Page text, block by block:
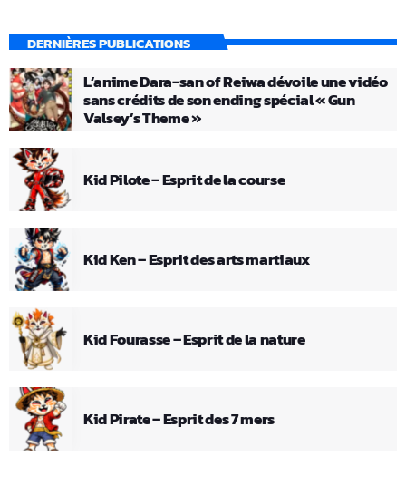
DERNIÈRES PUBLICATIONS
L’anime Dara-san of Reiwa dévoile une vidéo
sans crédits de son ending spécial « Gun
Valsey’s Theme »
Kid Pilote – Esprit de la course
Kid Ken – Esprit des arts martiaux
Kid Fourasse – Esprit de la nature
Kid Pirate – Esprit des 7 mers